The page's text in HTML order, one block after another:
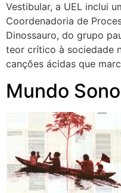
Vestibular, a UEL inclui
Coordenadoria de
Dinossauro, do grupo
teor crítico à sociedade
canções ácidas que
Mundo